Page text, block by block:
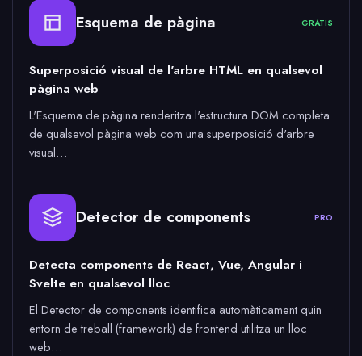
Esquema de pàgina GRATIS
Superposició visual de l'arbre HTML en qualsevol
pàgina web
L'Esquema de pàgina renderitza l'estructura DOM completa
de qualsevol pàgina web com una superposició d'arbre
visual…
Detector de components PRO
Detecta components de React, Vue, Angular i
Svelte en qualsevol lloc
El Detector de components identifica automàticament quin
entorn de treball (framework) de frontend utilitza un lloc
web…